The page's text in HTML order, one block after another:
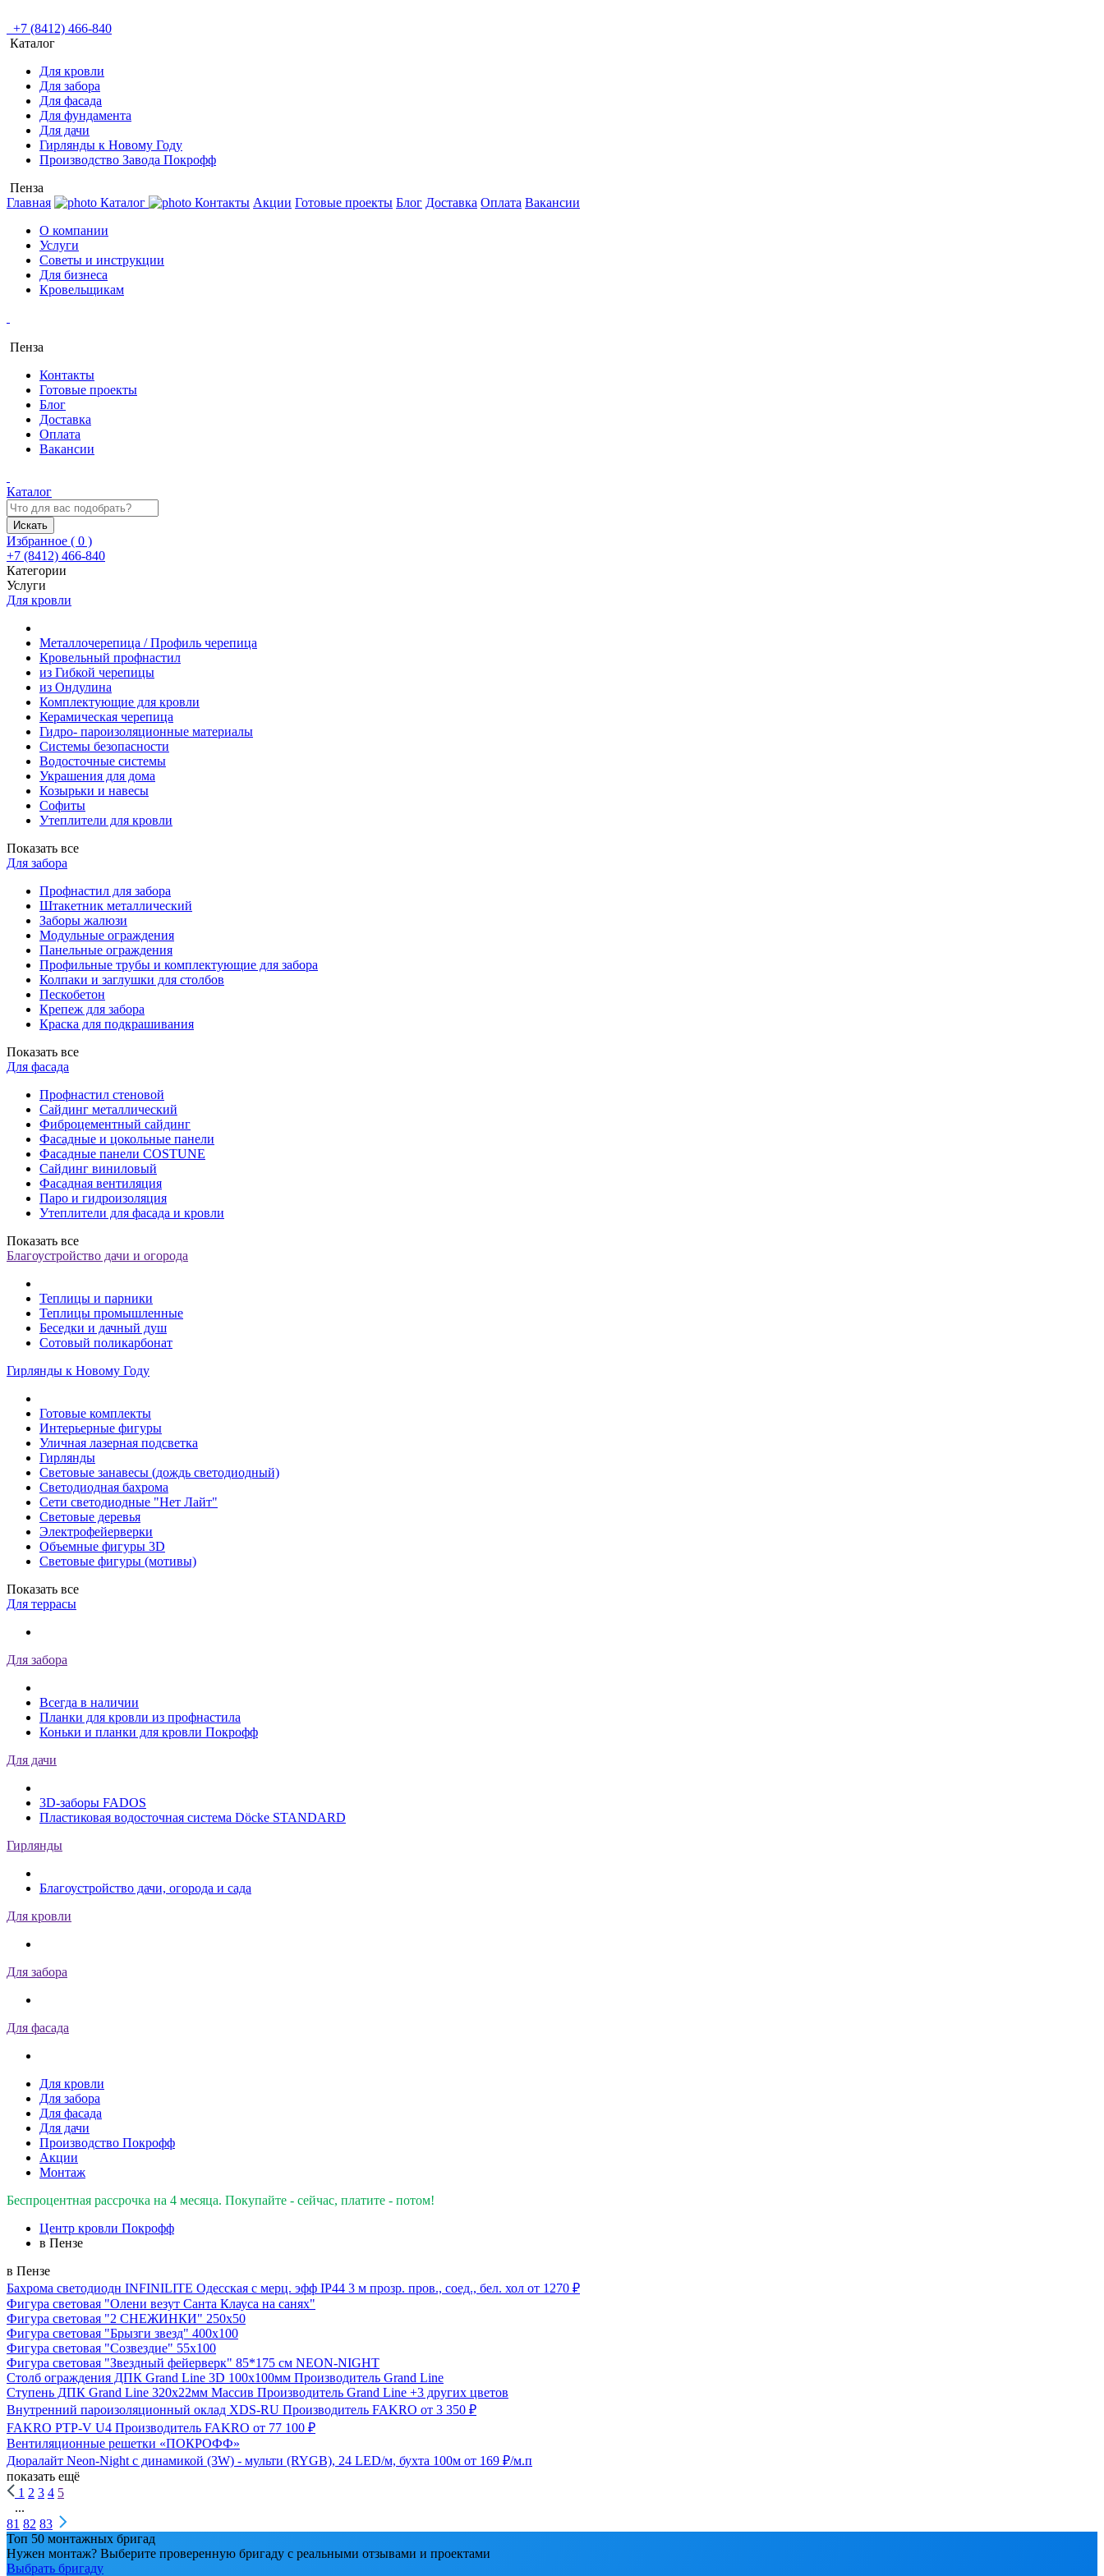
+7 (8412) 466-840
Каталог
Для кровли
Для забора
Для фасада
Для фундамента
Для дачи
Гирлянды к Новому Году
Производство Завода Покрофф
Пенза
Главная
Каталог Контакты Акции Готовые проекты Блог Доставка Оплата Вакансии
О компании
Услуги
Советы и инструкции
Для бизнеса
Кровельщикам
Пенза
Контакты
Готовые проекты
Блог
Доставка
Оплата
Вакансии
Каталог
Искать
Избранное ( 0 )
+7 (8412) 466-840
Категории
Услуги
Для кровли
Металлочерепица / Профиль черепица
Кровельный профнастил
из Гибкой черепицы
из Ондулина
Комплектующие для кровли
Керамическая черепица
Гидро- пароизоляционные материалы
Системы безопасности
Водосточные системы
Украшения для дома
Козырьки и навесы
Софиты
Утеплители для кровли
Показать все
Для забора
Профнастил для забора
Штакетник металлический
Заборы жалюзи
Модульные ограждения
Панельные ограждения
Профильные трубы и комплектующие для забора
Колпаки и заглушки для столбов
Пескобетон
Крепеж для забора
Краска для подкрашивания
Показать все
Для фасада
Профнастил стеновой
Сайдинг металлический
Фиброцементный сайдинг
Фасадные и цокольные панели
Фасадные панели COSTUNE
Сайдинг виниловый
Фасадная вентиляция
Паро и гидроизоляция
Утеплители для фасада и кровли
Показать все
Благоустройство дачи и огорода
Теплицы и парники
Теплицы промышленные
Беседки и дачный душ
Сотовый поликарбонат
Гирлянды к Новому Году
Готовые комплекты
Интерьерные фигуры
Уличная лазерная подсветка
Гирлянды
Световые занавесы (дождь светодиодный)
Светодиодная бахрома
Сети светодиодные "Нет Лайт"
Световые деревья
Электрофейерверки
Объемные фигуры 3D
Световые фигуры (мотивы)
Показать все
Для террасы
Для забора
Всегда в наличии
Планки для кровли из профнастила
Коньки и планки для кровли Покрофф
Для дачи
3D-заборы FADOS
Пластиковая водосточная система Döcke STANDARD
Гирлянды
Благоустройство дачи, огорода и сада
Для кровли
Для забора
Для фасада
Для кровли
Для забора
Для фасада
Для дачи
Производство Покрофф
Акции
Монтаж
Беспроцентная рассрочка на 4 месяца. Покупайте - сейчас, платите - потом!
Центр кровли Покрофф
в Пензе
в Пензе
Бахрома светодиодн INFINILITE Одесская с мерц. эфф IP44 3 м прозр. пров., соед., бел. хол от 1270 ₽
Фигура световая "Олени везут Санта Клауса на санях"
Фигура световая "2 СНЕЖИНКИ" 250х50
Фигура световая "Брызги звезд" 400х100
Фигура световая "Созвездие" 55х100
Фигура световая "Звездный фейерверк" 85*175 см NEON-NIGHT
Столб ограждения ДПК Grand Line 3D 100х100мм Производитель Grand Line
Ступень ДПК Grand Line 320х22мм Массив Производитель Grand Line +3 других цветов
Внутренний пароизоляционный оклад XDS-RU Производитель FAKRO от 3 350 ₽
FAKRO PTP-V U4 Производитель FAKRO от 77 100 ₽
Вентиляционные решетки «ПОКРОФФ»
Дюралайт Neon-Night с динамикой (3W) - мульти (RYGB), 24 LED/м, бухта 100м от 169 ₽/м.п
показать ещё
1 2 3 4 5
...
81 82 83
Топ 50 монтажных бригад
Нужен монтаж? Выберите проверенную бригаду с реальными отзывами и проектами
Выбрать бригаду